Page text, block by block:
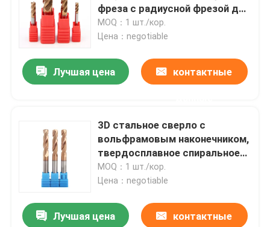
фреза с радиусной фрезой для
глубоких канавок
MOQ：1 шт./кор.
Цена：negotiable
Лучшая цена контактные
3D стальное сверло с
вольфрамовым наконечником,
твердосплавное спиральное
сверло с внутренним
охлаждением
MOQ：1 шт./кор.
Цена：negotiable
Лучшая цена контактные